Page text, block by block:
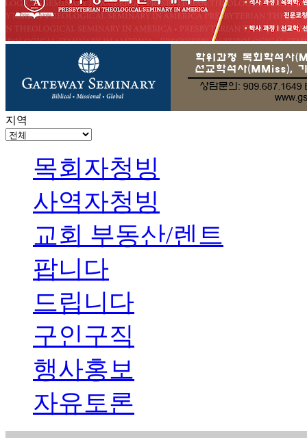
지역
목회자청빙
사역자청빙
교회 부동산/렌트
팝니다
드립니다
구인구직
행사홍보
자유토론